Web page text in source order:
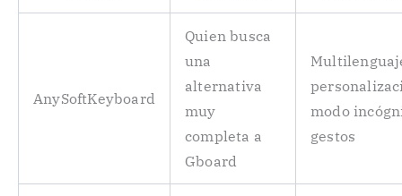
AnySoftKeyboard
Quien busca
una
alternativa
muy
completa a
Gboard
modo
gestos